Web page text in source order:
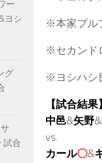
※本家ブル
※セカンド
※ヨシハシ
【試合結果
中邑&矢野&
vs.
カール〇&
ー
ヨシ
グ
試合